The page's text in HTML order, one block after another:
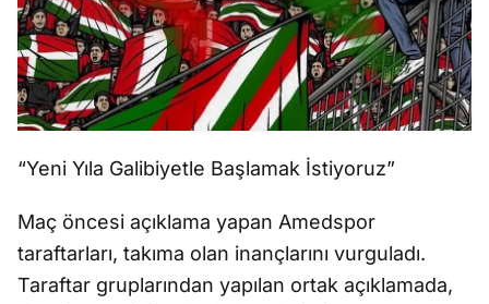
“Yeni Yıla Galibiyetle Başlamak İstiyoruz”
Maç öncesi açıklama yapan Amedspor
taraftarları, takıma olan inançlarını vurguladı.
Taraftar gruplarından yapılan ortak açıklamada,